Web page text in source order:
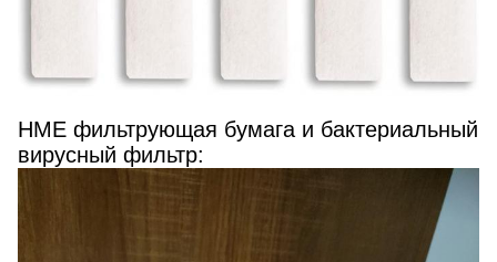
HME фильтрующая бумага и бактериальный
вирусный фильтр: